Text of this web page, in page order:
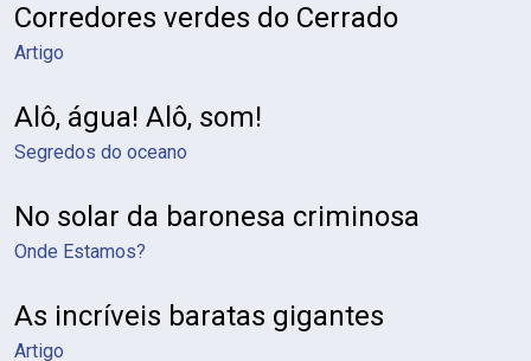
Corredores verdes do Cerrado
Artigo
Alô, água! Alô, som!
Segredos do oceano
No solar da baronesa criminosa
Onde Estamos?
As incríveis baratas gigantes
Artigo